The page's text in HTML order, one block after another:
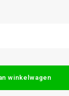
winkelwagen